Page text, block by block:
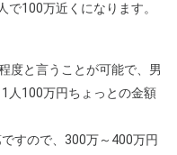
100万近くになります。
度と言うことが可能で、男
人100万円ちょっとの金額
すので、300万～400万円